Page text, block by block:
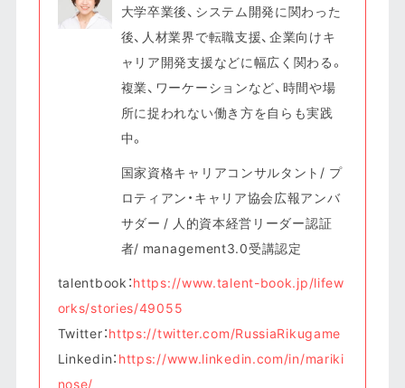
大学卒業後、システム開発に関わった
後、人材業界で転職支援、企業向けキ
ャリア開発支援などに幅広く関わる。
複業、ワーケーションなど、時間や場
所に捉われない働き方を自らも実践
中。
国家資格キャリアコンサルタント/ プ
ロティアン・キャリア協会広報アンバ
サダー / 人的資本経営リーダー認証
者/ management3.0受講認定
talentbook：https://www.talent-book.jp/lifew
orks/stories/49055
Twitter：https://twitter.com/RussiaRikugame
Linkedin： https://www.linkedin.com/in/mariki
nose/